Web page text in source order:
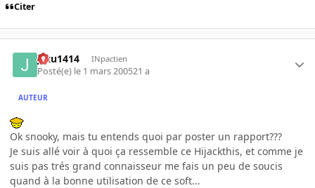
Citer
jazu1414 INpactien
Posté(e) le 1 mars 200521 a
AUTEUR
Ok snooky, mais tu entends quoi par poster un rapport???
Je suis allé voir à quoi ça ressemble ce Hijackthis, et comme je
suis pas trés grand connaisseur me fais un peu de soucis
quand à la bonne utilisation de ce soft...